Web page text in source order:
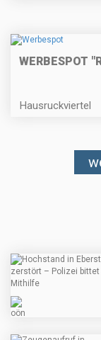
WERBESPOT
Hausruckviertel